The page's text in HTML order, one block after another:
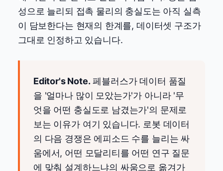
성으로 늘리되 접촉 물리의 충실도는 아직 실측
이 담보한다는 현재의 한계를, 데이터셋 구조가
그대로 인정하고 있습니다.
Editor's Note. 페블러스가 데이터 품질
을 '얼마나 많이 모았는가'가 아니라 '무
엇을 어떤 충실도로 남겼는가'의 문제로
보는 이유가 여기 있습니다. 로봇 데이터
의 다음 경쟁은 에피소드 수를 늘리는 싸
움에서, 어떤 모달리티를 어떤 연구 질문
에 맞춰 설계하느냐의 싸움으로 옮겨가